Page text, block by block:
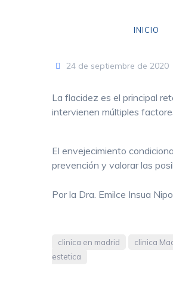
INICIO
VARICES SIN CIRUGÍA
CLAUDICACIÓN INTERMITENTE
ARAÑAS VASCULARES
24 de septiembre de 2020
La flacidez es el principal
intervienen múltiples
El envejecimiento
prevención y valorar las
Por la Dra. Emilce Insua
clinica en madrid clinica
estetica